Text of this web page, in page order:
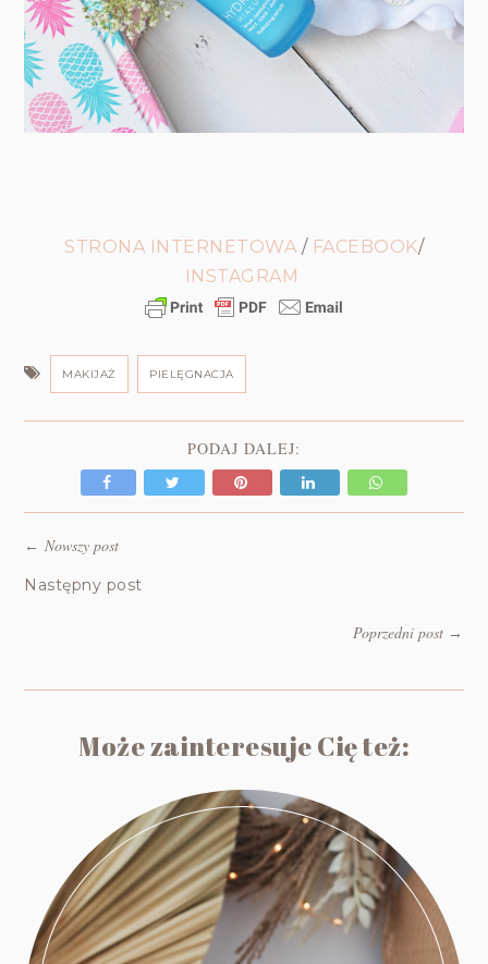
STRONA INTERNETOWA / FACEBOOK/
INSTAGRAM
MAKIJAŻ PIELĘGNACJA
PODAJ DALEJ:
←Nowszy post
Następny post
Poprzedni post→
Może zainteresuje Cię też: